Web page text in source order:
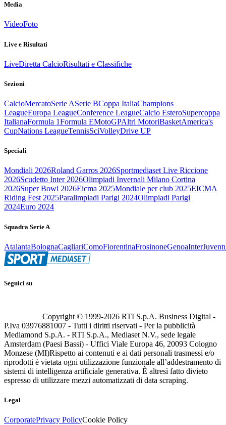
Media
VideoFoto
Live e Risultati
LiveDiretta CalcioRisultati e Classifiche
Sezioni
CalcioMercatoSerie ASerie BCoppa ItaliaChampions
LeagueEuropa LeagueConference LeagueCalcio EsteroSupercoppa
ItalianaFormula 1Formula EMotoGPAltri MotoriBasketAmerica's
CupNations LeagueTennisSciVolleyDrive UP
Speciali
Mondiali 2026Roland Garros 2026Sportmediaset Live Riccione
2026Scudetto Inter 2026Olimpiadi Invernali Milano Cortina
2026Super Bowl 2026Eicma 2025Mondiale per club 2025EICMA
Riding Fest 2025Paralimpiadi Parigi 2024Olimpiadi Parigi
2024Euro 2024
Squadra Serie A
AtalantaBolognaCagliariComoFiorentinaFrosinoneGenoaInter
Seguici su
Copyright © 1999-2026 RTI S.p.A. Business Digital -
P.Iva 03976881007 - Tutti i diritti riservati - Per la pubblicità
Mediamond S.p.A. - RTI S.p.A., Mediaset N.V., sede legale
Amsterdam (Paesi Bassi) - Uffici Viale Europa 46, 20093 Cologno
Monzese (MI)Rispetto ai contenuti e ai dati personali trasmessi e/o
riprodotti è vietata ogni utilizzazione funzionale all’addestramento di
sistemi di intelligenza artificiale generativa. È altresì fatto divieto
espresso di utilizzare mezzi automatizzati di data scraping.
Legal
CorporatePrivacy PolicyCookie Policy